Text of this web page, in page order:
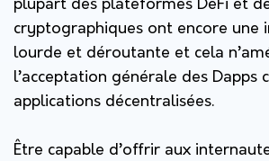
plupart des plateformes DeFi et
cryptographiques ont encore une
lourde et déroutante et cela
l’acceptation générale des Dapps
applications décentralisées.
Être capable d’offrir aux